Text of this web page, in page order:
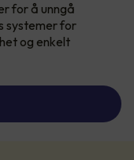
for å unngå
systemer for
og enkelt